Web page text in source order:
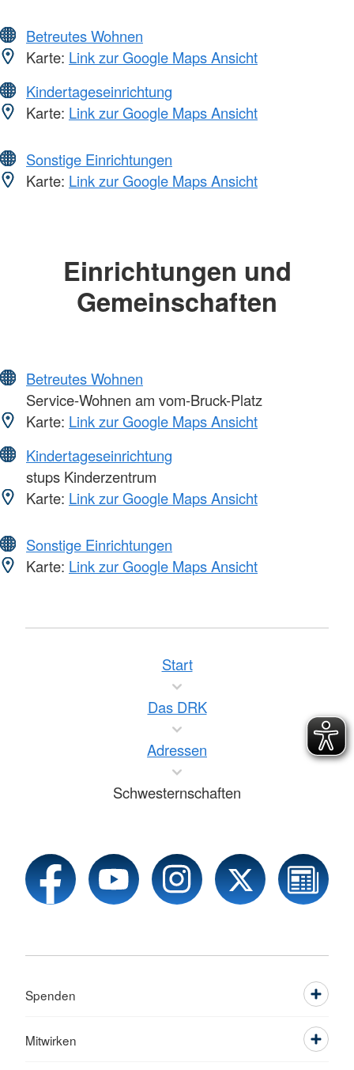
Betreutes Wohnen
Karte: Link zur Google Maps Ansicht
Kindertageseinrichtung
Karte: Link zur Google Maps Ansicht
Sonstige Einrichtungen
Karte: Link zur Google Maps Ansicht
Einrichtungen und
Gemeinschaften
Betreutes Wohnen
Service-Wohnen am vom-Bruck-Platz
Karte: Link zur Google Maps Ansicht
Kindertageseinrichtung
stups Kinderzentrum
Karte: Link zur Google Maps Ansicht
Sonstige Einrichtungen
Karte: Link zur Google Maps Ansicht
Start
Das DRK
Adressen
Schwesternschaften
Spenden
Mitwirken